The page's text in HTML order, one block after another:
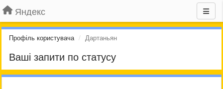
Яндекс
Профіль користувача Дартаньян
Ваші запити по статусу